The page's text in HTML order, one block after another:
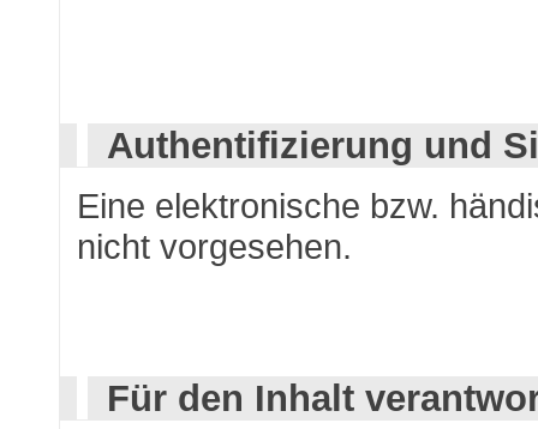
Authentifizierung und
Eine elektronische bzw.
nicht vorgesehen.
Für den Inhalt